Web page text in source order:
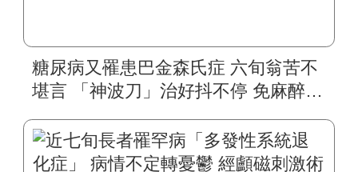
糖尿病又罹患巴金森氏症 六旬翁苦不
堪言 「神波刀」治好抖不停 免麻醉免